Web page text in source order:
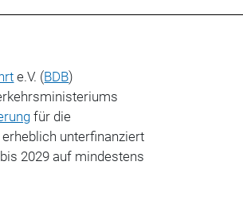
e.V. (BDB)
für die
unterfinanziert
2029 auf mindestens